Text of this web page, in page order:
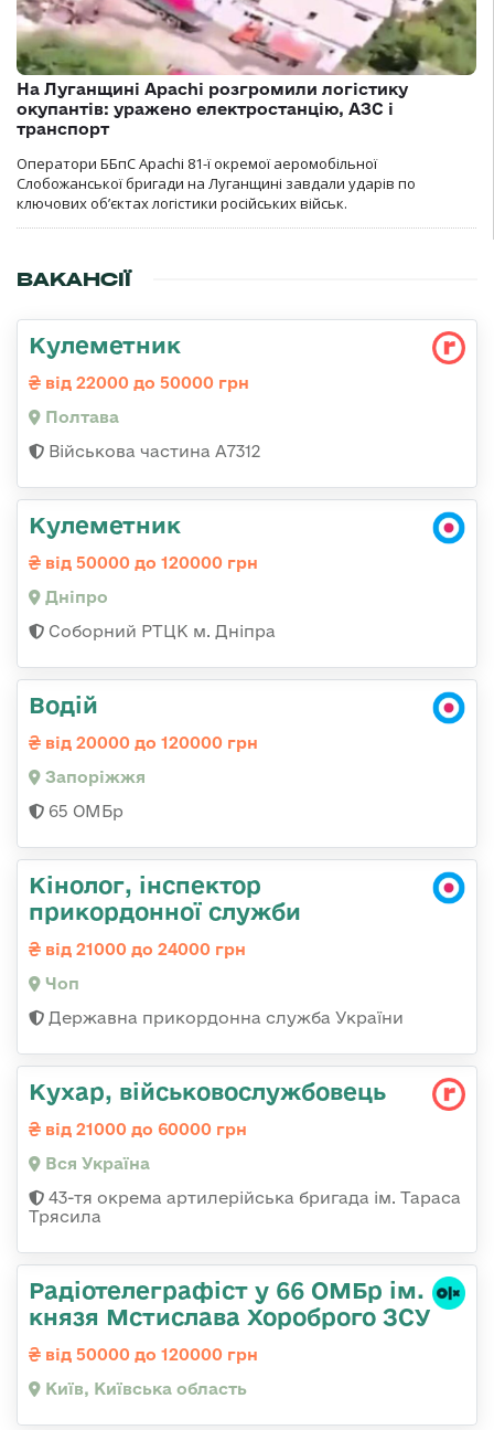
На Луганщині Apachi розгромили логістику
окупантів: уражено електростанцію, АЗС і
транспорт
Оператори ББпС Apachi 81-ї окремої аеромобільної
Слобожанської бригади на Луганщині завдали ударів по
ключових об’єктах логістики російських військ.
ВАКАНСІЇ
Кулеметник
від 22000 до 50000 грн
Полтава
Військова частина А7312
Кулеметник
від 50000 до 120000 грн
Дніпро
Соборний РТЦК м. Дніпра
Водій
від 20000 до 120000 грн
Запоріжжя
65 ОМБр
Кінолог, інспектор
прикордонної служби
від 21000 до 24000 грн
Чоп
Державна прикордонна служба України
Кухар, військовослужбовець
від 21000 до 60000 грн
Вся Україна
43-тя окрема артилерійська бригада ім. Тараса
Трясила
Радіотелеграфіст у 66 ОМБр ім.
князя Мстислава Хороброго ЗСУ
від 50000 до 120000 грн
Київ, Київська область